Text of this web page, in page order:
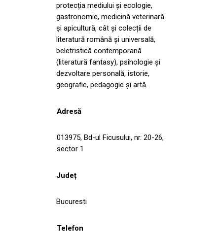
protecția mediului și ecologie,
gastronomie, medicină veterinară
și apicultură, cât și colecții de
literatură română și universală,
beletristică contemporană
(literatură fantasy), psihologie și
dezvoltare personală, istorie,
geografie, pedagogie și artă.
Adresă
013975, Bd-ul Ficusului, nr. 20-26,
sector 1
Județ
Bucuresti
Telefon